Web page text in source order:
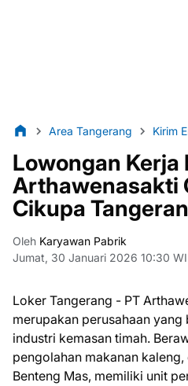
Area Tangerang Kirim
Lowongan Kerja
Arthawenasakti
Cikupa
Oleh Karyawan Pabrik
Jumat, 30 Januari 2026 10:30
Loker Tangerang - PT
merupakan perusahaan
industri kemasan timah.
pengolahan makanan kaleng,
Benteng Mas, memiliki unit